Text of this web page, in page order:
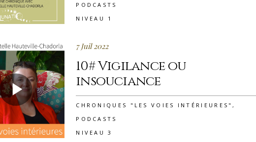
PODCASTS
NIVEAU 1
7 Juil 2022
10# Vigilance ou
insouciance
CHRONIQUES "LES VOIES INTÉRIEURES" ,
PODCASTS
NIVEAU 3